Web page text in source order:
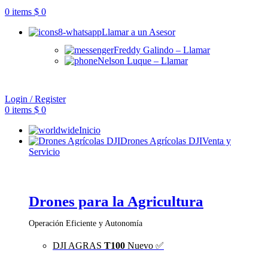
0 items $ 0
Llamar a un Asesor
Freddy Galindo – Llamar
Nelson Luque – Llamar
Login / Register
0 items $ 0
Inicio
Drones Agrícolas DJIVenta y
Servicio
Drones para la Agricultura
Operación Eficiente y Autonomía
DJI AGRAS T100 Nuevo ✅